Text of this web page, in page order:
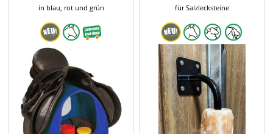
in blau, rot und grün für Salzlecksteine